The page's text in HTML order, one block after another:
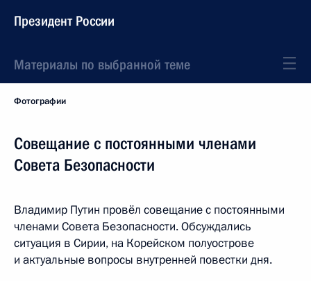
Президент России
Материалы по выбранной теме
Фотографии
Совещание с постоянными членами
Совета Безопасности
Владимир Путин провёл совещание с постоянными
членами Совета Безопасности. Обсуждались
ситуация в Сирии, на Корейском полуострове
и актуальные вопросы внутренней повестки дня.